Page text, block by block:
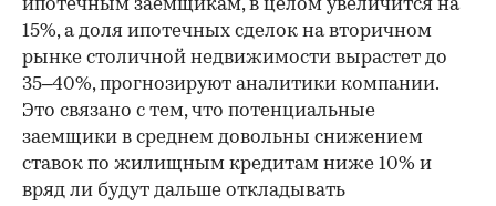
ипотечным заемщикам, в целом увеличится на
15%, а доля ипотечных сделок на вторичном
рынке столичной недвижимости вырастет до
35–40%, прогнозируют аналитики компании.
Это связано с тем, что потенциальные
заемщики в среднем довольны снижением
ставок по жилищным кредитам ниже 10% и
вряд ли будут дальше откладывать